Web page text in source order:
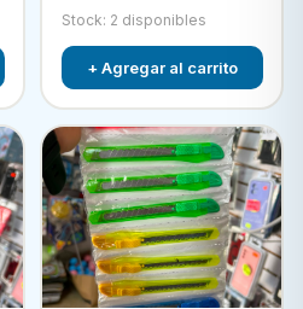
Stock: 2 disponibles
+ Agregar al carrito